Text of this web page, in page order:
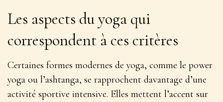
Les aspects du yoga qui
correspondent à ces critères
Certaines formes modernes de yoga, comme le power
yoga ou l’ashtanga, se rapprochent davantage d’une
activité sportive intensive. Elles mettent l’accent sur